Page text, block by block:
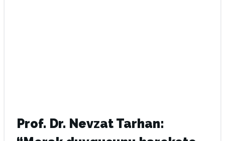
Prof. Dr. Nevzat Tarhan: